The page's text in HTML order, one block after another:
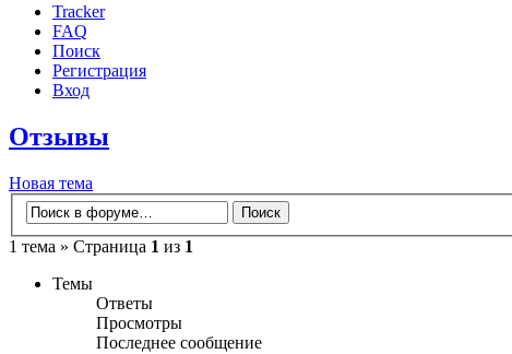
Tracker
FAQ
Поиск
Регистрация
Вход
Отзывы
Новая тема
1 тема » Страница 1 из 1
Темы
Ответы
Просмотры
Последнее сообщение